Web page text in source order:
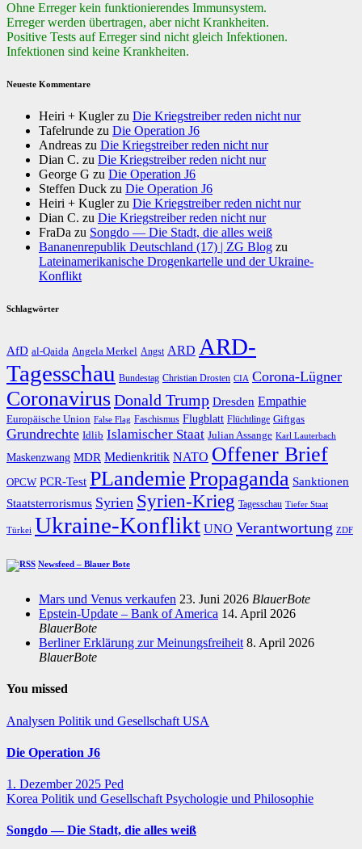
Ohne Erreger kein funktionierendes Immunsystem.
Erreger werden übertragen, aber nicht Krankheiten.
Positive Tests auf Erreger sind nicht gleich Infektionen.
Infektionen sind keine Krankheiten.
Neueste Kommentare
Heiri + Kuglerzu Die Kriegstreiber reden nicht nur
Tafelrunde zu Die Operation J6
Andreas zu Die Kriegstreiber reden nicht nur
Dian C. zu Die Kriegstreiber reden nicht nur
George G zu Die Operation J6
Steffen Duck zu Die Operation J6
Heiri + Kuglerzu Die Kriegstreiber reden nicht nur
Dian C. zu Die Kriegstreiber reden nicht nur
FraDa zu Songdo — Die Stadt, die alles weiß
Bananenrepublik Deutschland (17) | ZG Blog zu
Lateinamerikanische Drogenkartelle und der Ukraine-
Konflikt
Schlagwörter
AfD al-Qaida Angela Merkel Angst ARD ARD-
Tagesschau Bundestag Christian Drosten CIA Corona-Lügner
CoronavirusDonald Trump Dresden Empathie
Europäische Union False Flag Faschismus Flugblatt Flüchtlinge Giftgas
Grundrechte Idlib Islamischer Staat Julian Assange Karl Lauterbach
Maskenzwang MDR Medienkritik NATO Offener Brief
OPCW PCR-Test PLandemiePropaganda Sanktionen
Staatsterrorismus Syrien Syrien-Krieg Tagesschau Tiefer Staat
Türkei Ukraine-Konflikt UNO Verantwortung ZDF
Newsfeed – Blauer Bote
Mars und Venus verkaufen 23. Juni 2026 BlauerBote
Epstein-Update – Bank of America 14. April 2026
BlauerBote
Berliner Erklärung zur Meinungsfreiheit 8. April 2026
BlauerBote
You missed
Analysen Politik und Gesellschaft USA
Die Operation J6
1. Dezember 2025 Ped
Korea Politik und Gesellschaft Psychologie und Philosophie
Songdo — Die Stadt, die alles weiß